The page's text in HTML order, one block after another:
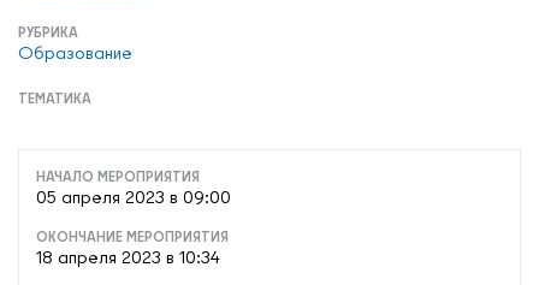
РУБРИКА
Образование
ТЕМАТИКА
НАЧАЛО МЕРОПРИЯТИЯ
05 апреля 2023 в 09:00
ОКОНЧАНИЕ МЕРОПРИЯТИЯ
18 апреля 2023 в 10:34